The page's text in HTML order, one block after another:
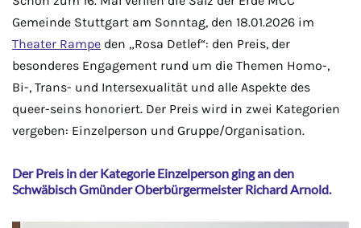
Gemeinde Stuttgart am Sonntag, den 18.01.2026 im
Theater Rampe den „Rosa Detlef“: den Preis, der
besonderes Engagement rund um die Themen Homo-,
Bi-, Trans- und Intersexualität und alle Aspekte des
queer-seins honoriert. Der Preis wird in zwei Kategorien
vergeben: Einzelperson und Gruppe/Organisation.
Der Preis in der Kategorie Einzelperson ging an den
Schwäbisch Gmünder Oberbürgermeister Richard Arnold.